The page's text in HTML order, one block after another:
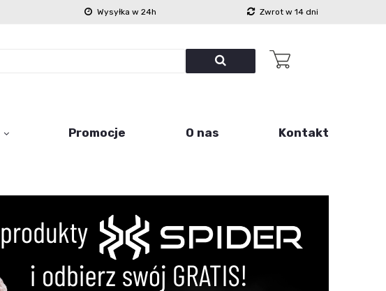
Wysyłka w 24h Zwrot w 14 dni
Promocje O nas Kontakt